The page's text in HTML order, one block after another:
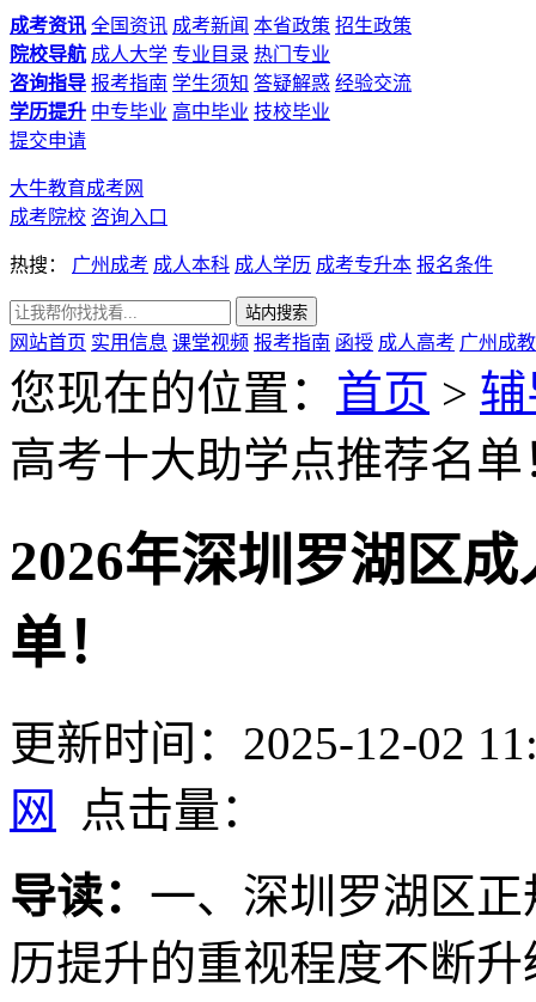
成考资讯 全国资讯 成考新闻 本省政策 招生政策
院校导航 成人大学 专业目录 热门专业
咨询指导 报考指南 学生须知 答疑解惑 经验交流
学历提升 中专毕业 高中毕业 技校毕业
提交申请
大牛教育成考网
成考院校 咨询入口
热搜： 广州成考 成人本科 成人学历 成考专升本 报名条件
网站首页 实用信息 课堂视频 报考指南 函授 成人高考 广州成教
您现在的位置： 首页 >
高考十大助学点推荐名单
2026年深圳罗湖区
单！
更新时间：2025-12-02
网
点击量：
导读： 一、深圳罗湖区
历提升的重视程度不断